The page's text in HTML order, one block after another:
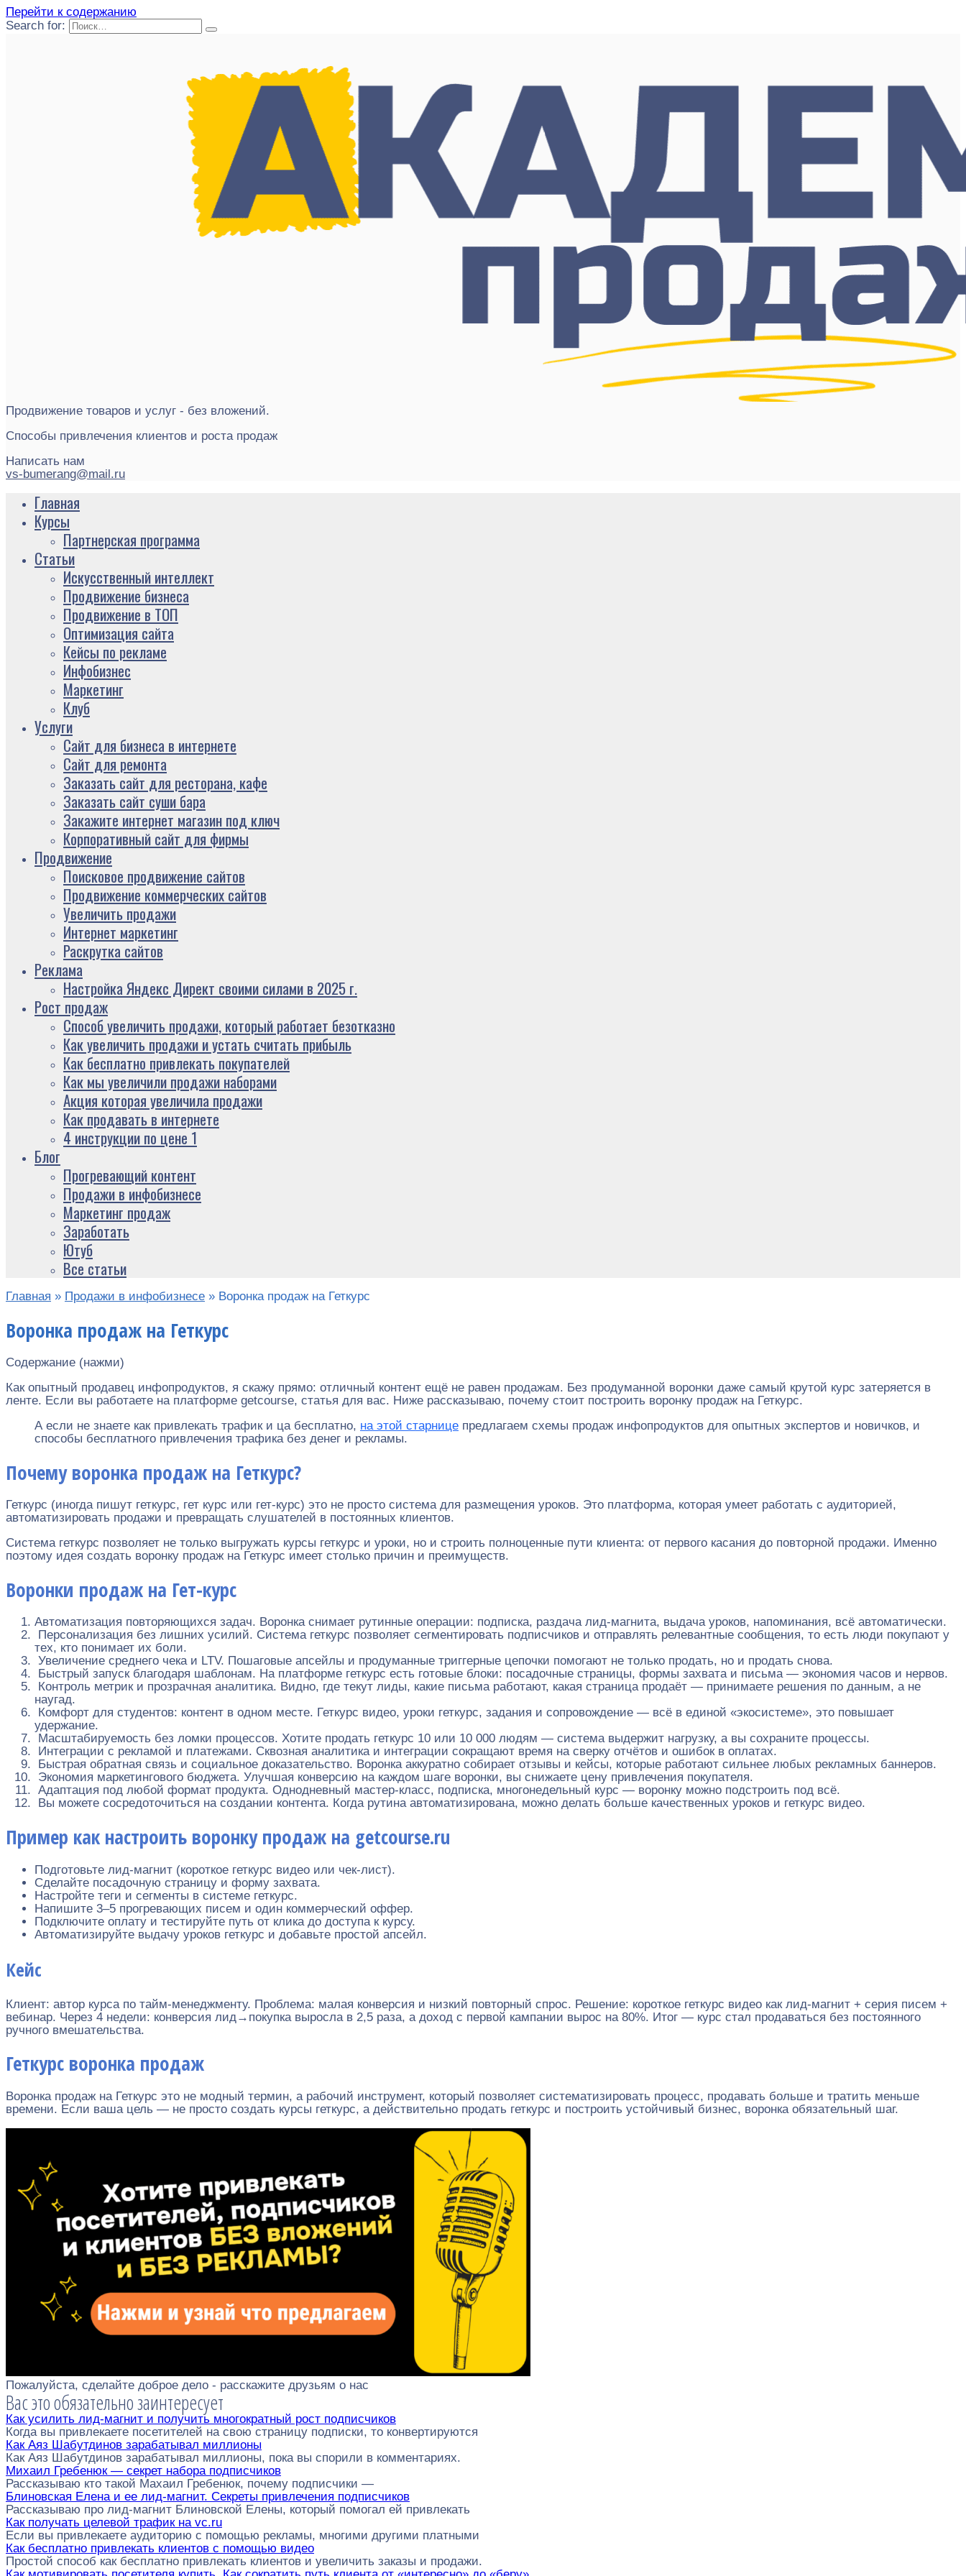
Перейти к содержанию
Search for:
Продвижение товаров и услуг - без вложений.
Способы привлечения клиентов и роста продаж
Написать нам
vs-bumerang@mail.ru
Главная
Курсы
Партнерская программа
Статьи
Искусственный интеллект
Продвижение бизнеса
Продвижение в ТОП
Оптимизация сайта
Кейсы по рекламе
Инфобизнес
Маркетинг
Клуб
Услуги
Сайт для бизнеса в интернете
Сайт для ремонта
Заказать сайт для ресторана, кафе
Заказать сайт суши бара
Закажите интернет магазин под ключ
Корпоративный сайт для фирмы
Продвижение
Поисковое продвижение сайтов
Продвижение коммерческих сайтов
Увеличить продажи
Интернет маркетинг
Раскрутка сайтов
Реклама
Настройка Яндекс Директ своими силами в 2025 г.
Рост продаж
Способ увеличить продажи, который работает безотказно
Как увеличить продажи и устать считать прибыль
Как бесплатно привлекать покупателей
Как мы увеличили продажи наборами
Акция которая увеличила продажи
Как продавать в интернете
4 инструкции по цене 1
Блог
Прогревающий контент
Продажи в инфобизнесе
Маркетинг продаж
Заработать
Ютуб
Все статьи
Главная » Продажи в инфобизнесе » Воронка продаж на Геткурс
Воронка продаж на Геткурс
Содержание (нажми)
Как опытный продавец инфопродуктов, я скажу прямо: отличный контент ещё не равен продажам. Без продуманной воронки даже самый крутой курс затеряется в
ленте. Если вы работаете на платформе getcourse, статья для вас. Ниже рассказываю, почему стоит построить воронку продаж на Геткурс.
А если не знаете как привлекать трафик и ца бесплатно, на этой старнице предлагаем схемы продаж инфопродуктов для опытных экспертов и новичков, и
способы бесплатного привлечения трафика без денег и рекламы.
Почему воронка продаж на Геткурс?
Геткурс (иногда пишут геткурс, гет курс или гет-курс) это не просто система для размещения уроков. Это платформа, которая умеет работать с аудиторией,
автоматизировать продажи и превращать слушателей в постоянных клиентов.
Система геткурс позволяет не только выгружать курсы геткурс и уроки, но и строить полноценные пути клиента: от первого касания до повторной продажи. Именно
поэтому идея создать воронку продаж на Геткурс имеет столько причин и преимуществ.
Воронки продаж на Гет-курс
Автоматизация повторяющихся задач. Воронка снимает рутинные операции: подписка, раздача лид-магнита, выдача уроков, напоминания, всё автоматически.
Персонализация без лишних усилий. Система геткурс позволяет сегментировать подписчиков и отправлять релевантные сообщения, то есть люди покупают у
тех, кто понимает их боли.
Увеличение среднего чека и LTV. Пошаговые апсейлы и продуманные триггерные цепочки помогают не только продать, но и продать снова.
Быстрый запуск благодаря шаблонам. На платформе геткурс есть готовые блоки: посадочные страницы, формы захвата и письма — экономия часов и нервов.
Контроль метрик и прозрачная аналитика. Видно, где текут лиды, какие письма работают, какая страница продаёт — принимаете решения по данным, а не
наугад.
Комфорт для студентов: контент в одном месте. Геткурс видео, уроки геткурс, задания и сопровождение — всё в единой «экосистеме», это повышает
удержание.
Масштабируемость без ломки процессов. Хотите продать геткурс 10 или 10 000 людям — система выдержит нагрузку, а вы сохраните процессы.
Интеграции с рекламой и платежами. Сквозная аналитика и интеграции сокращают время на сверку отчётов и ошибок в оплатах.
Быстрая обратная связь и социальное доказательство. Воронка аккуратно собирает отзывы и кейсы, которые работают сильнее любых рекламных баннеров.
Экономия маркетингового бюджета. Улучшая конверсию на каждом шаге воронки, вы снижаете цену привлечения покупателя.
Адаптация под любой формат продукта. Однодневный мастер-класс, подписка, многонедельный курс — воронку можно подстроить под всё.
Вы можете сосредоточиться на создании контента. Когда рутина автоматизирована, можно делать больше качественных уроков и геткурс видео.
Пример как настроить воронку продаж на getcourse.ru
Подготовьте лид-магнит (короткое геткурс видео или чек-лист).
Сделайте посадочную страницу и форму захвата.
Настройте теги и сегменты в системе геткурс.
Напишите 3–5 прогревающих писем и один коммерческий оффер.
Подключите оплату и тестируйте путь от клика до доступа к курсу.
Автоматизируйте выдачу уроков геткурс и добавьте простой апсейл.
Кейс
Клиент: автор курса по тайм-менеджменту. Проблема: малая конверсия и низкий повторный спрос. Решение: короткое геткурс видео как лид-магнит + серия писем +
вебинар. Через 4 недели: конверсия лид→покупка выросла в 2,5 раза, а доход с первой кампании вырос на 80%. Итог — курс стал продаваться без постоянного
ручного вмешательства.
Геткурс воронка продаж
Воронка продаж на Геткурс это не модный термин, а рабочий инструмент, который позволяет систематизировать процесс, продавать больше и тратить меньше
времени. Если ваша цель — не просто создать курсы геткурс, а действительно продать геткурс и построить устойчивый бизнес, воронка обязательный шаг.
Пожалуйста, сделайте доброе дело - расскажите друзьям о нас
Вас это обязательно заинтересует
Как усилить лид-магнит и получить многократный рост подписчиков
Когда вы привлекаете посетителей на свою страницу подписки, то конвертируются
Как Аяз Шабутдинов зарабатывал миллионы
Как Аяз Шабутдинов зарабатывал миллионы, пока вы спорили в комментариях.
Михаил Гребенюк — секрет набора подписчиков
Рассказываю кто такой Махаил Гребенюк, почему подписчики —
Блиновская Елена и ее лид-магнит. Секреты привлечения подписчиков
Рассказываю про лид-магнит Блиновской Елены, который помогал ей привлекать
Как получать целевой трафик на vc.ru
Если вы привлекаете аудиторию с помощью рекламы, многими другими платными
Как бесплатно привлекать клиентов с помощью видео
Простой способ как бесплатно привлекать клиентов и увеличить заказы и продажи.